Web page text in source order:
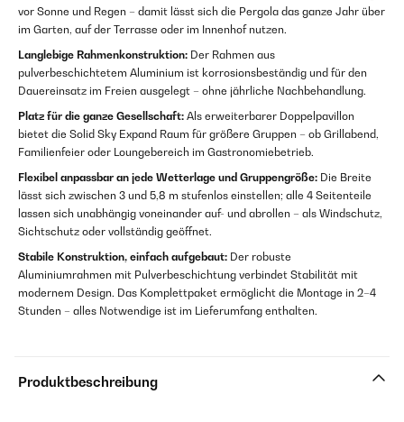
vor Sonne und Regen – damit lässt sich die Pergola das ganze Jahr über
im Garten, auf der Terrasse oder im Innenhof nutzen.
Langlebige Rahmenkonstruktion: Der Rahmen aus
pulverbeschichtetem Aluminium ist korrosionsbeständig und für den
Dauereinsatz im Freien ausgelegt – ohne jährliche Nachbehandlung.
Platz für die ganze Gesellschaft: Als erweiterbarer Doppelpavillon
bietet die Solid Sky Expand Raum für größere Gruppen – ob Grillabend,
Familienfeier oder Loungebereich im Gastronomiebetrieb.
Flexibel anpassbar an jede Wetterlage und Gruppengröße: Die Breite
lässt sich zwischen 3 und 5,8 m stufenlos einstellen; alle 4 Seitenteile
lassen sich unabhängig voneinander auf- und abrollen – als Windschutz,
Sichtschutz oder vollständig geöffnet.
Stabile Konstruktion, einfach aufgebaut: Der robuste
Aluminiumrahmen mit Pulverbeschichtung verbindet Stabilität mit
modernem Design. Das Komplettpaket ermöglicht die Montage in 2–4
Stunden – alles Notwendige ist im Lieferumfang enthalten.
Produktbeschreibung